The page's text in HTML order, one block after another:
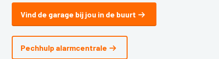
Vind de garage bij jou in de buurt
Pechhulp alarmcentrale